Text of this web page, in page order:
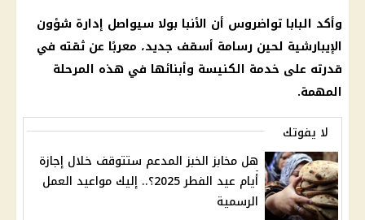
وأكد البابا تواضروس أن الأنبا بولا سيواصل إدارة شؤون
الإيبارشية لحين رسامة أسقف جديد، معربًا عن ثقته في
قدرته على خدمة الكنيسة وأبنائها في هذه المرحلة
المهمة.
لا يفوتك
هل مخابز الخبز المدعم ستتوقف خلال إجازة
أيام عيد الفطر 2025؟.. إليك مواعيد العمل
الرسمية